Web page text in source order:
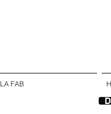
LA FAB